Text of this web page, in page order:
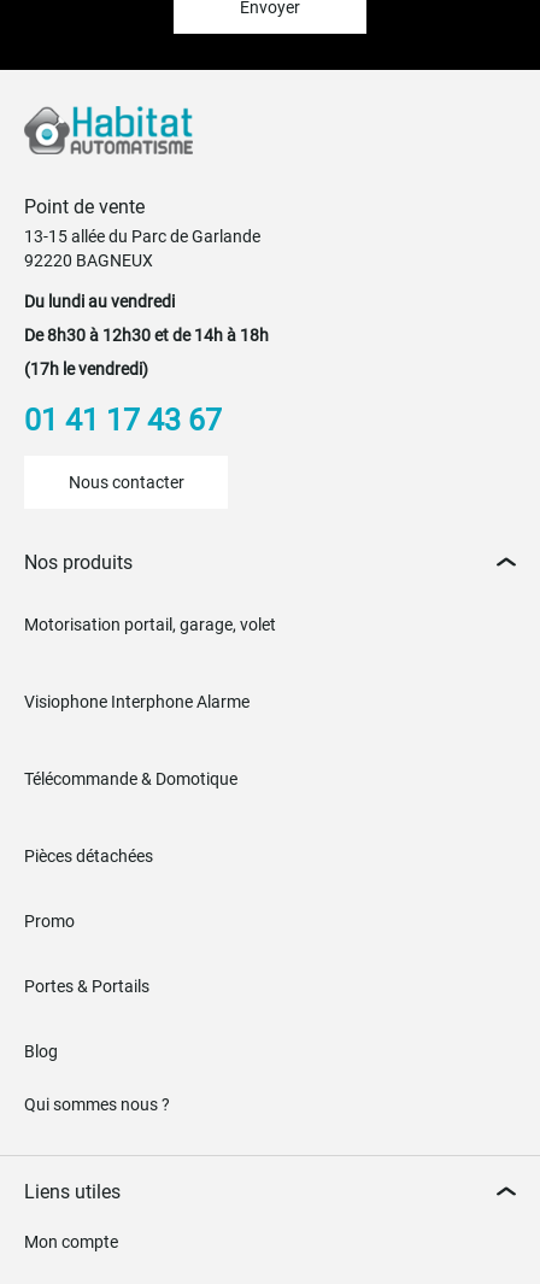
Envoyer
Point de vente
13-15 allée du Parc de Garlande
92220 BAGNEUX
Du lundi au vendredi
De 8h30 à 12h30 et de 14h à 18h
(17h le vendredi)
01 41 17 43 67
Nous contacter
Nos produits
Motorisation portail, garage, volet
Visiophone Interphone Alarme
Télécommande & Domotique
Pièces détachées
Promo
Portes & Portails
Blog
Qui sommes nous ?
Liens utiles
Mon compte